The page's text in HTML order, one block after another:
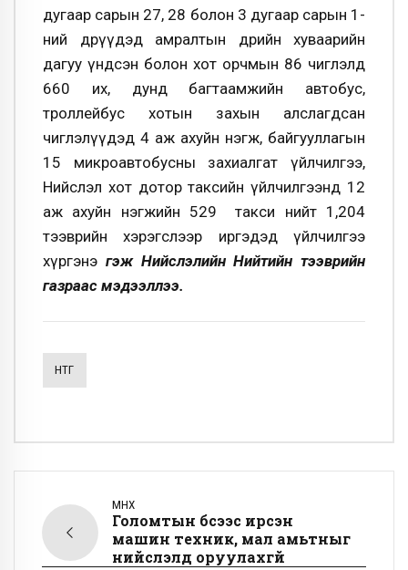
дугаар сарын 27, 28 болон 3 дугаар сарын 1-
ний өдрүүдэд амралтын өдрийн хуваарийн
дагуу үндсэн болон хот орчмын 86 чиглэлд
660 их, дунд багтаамжийн автобус,
троллейбус хотын захын алслагдсан
чиглэлүүдэд 4 аж ахуйн нэгж, байгууллагын
15 микроавтобусны захиалгат үйлчилгээ,
Нийслэл хот дотор таксийн үйлчилгээнд 12
аж ахуйн нэгжийн 529 такси нийт 1,204
тээврийн хэрэгслээр иргэдэд үйлчилгээ
хүргэнэ гэж Нийслэлийн Нийтийн тээврийн
газраас мэдээллээ.
НТГ
ӨМНӨХ
Голомтын бүсээс ирсэн
машин техник, мал амьтныг
нийслэлд оруулахгүй